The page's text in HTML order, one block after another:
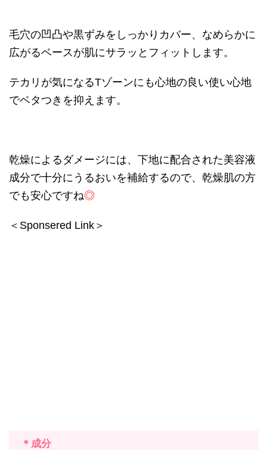
毛穴の凹凸や黒ずみをしっかりカバー、なめらかに
広がるベースが肌にサラッとフィットします。
テカリが気になるTゾーンにも心地の良い使い心地
でベタつきを抑えます。
乾燥によるダメージには、下地に配合された美容液
成分で十分にうるおいを補給するので、乾燥肌の方
でも安心ですね◎
＜Sponsered Link＞
＊成分